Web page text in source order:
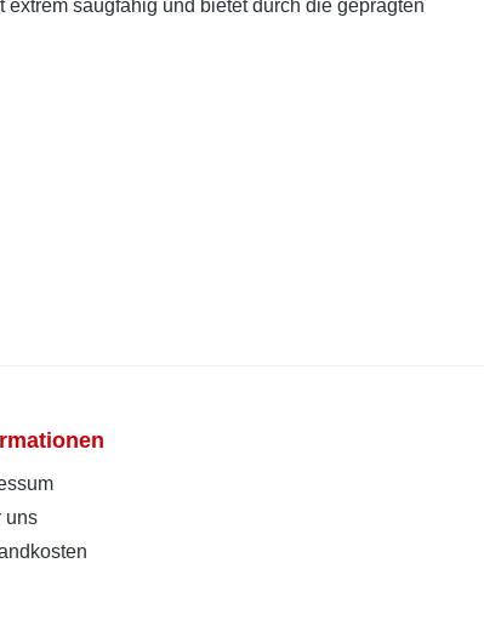
saugfähig und bietet durch die geprägten
uns